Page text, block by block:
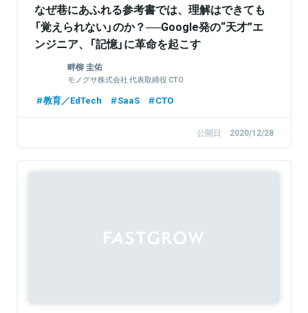
なぜ巷にあふれる参考書では、理解はできても
「覚えられない」のか？──Google発の“天才”エ
ンジニア、「記憶」に革命を起こす
畔柳 圭佑
モノグサ株式会社 代表取締役 CTO
教育／EdTech SaaS CTO
公開日 2020/12/28